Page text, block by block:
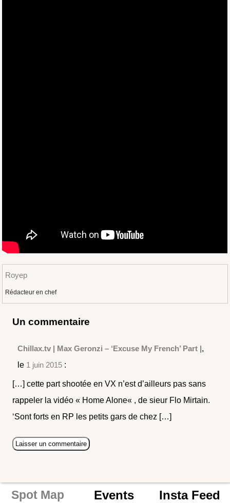
Royep
Rédacteur en chef
Un commentaire
Chillax.tv | Max Geronzi – ‘Excuse My French’ Part |,
le 1 juin 2015 :
[…] cette part shootée en VX n’est d’ailleurs pas sans
rappeler la vidéo « Home Alone« , de sieur Flo Mirtain.
‘Sont forts en RP les petits gars de chez […]
Spot Map Events Insta Feed